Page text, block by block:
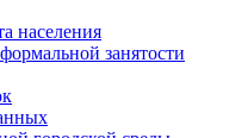
населения
занятости